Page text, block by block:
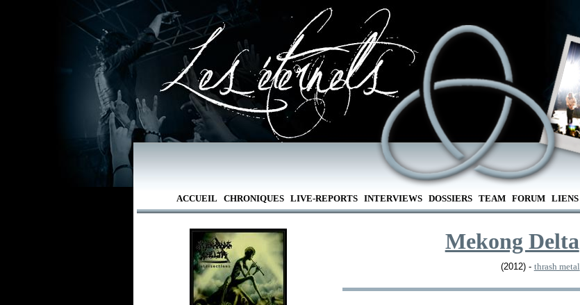
ACCUEIL CHRONIQUES LIVE-REPORTS INTERVIEWS DOSSIERS TEAM FORUM LIENS
Mekong Delta
(2012) - thrash metal